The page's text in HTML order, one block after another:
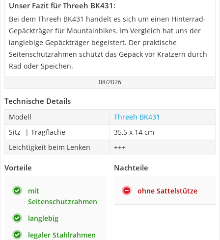
Unser Fazit für Threeh BK431:
Bei dem Threeh BK431 handelt es sich um einen Hinterrad-
Gepäckträger für Mountainbikes. Im Vergleich hat uns der
langlebige Gepäckträger begeistert. Der praktische
Seitenschutzrahmen schützt das Gepäck vor Kratzern durch
Rad oder Speichen.
08/2026
Technische Details
Modell
Threeh BK431
Sitz- | Tragfläche
35,5 x 14 cm
Leichtigkeit beim Lenken
+++
Vorteile
mit
Seitenschutzrahmen
langlebig
legaler Stahlrahmen
Nachteile
ohne Sattelstütze